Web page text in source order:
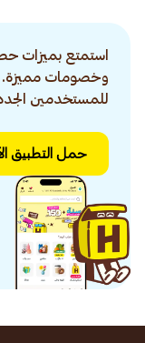
استمتع بميزات
وخصومات مميزة.
للمستخدمين
حمل التطبيق